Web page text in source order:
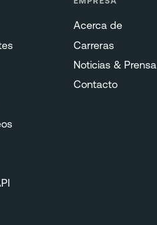
Acerca de
Carreras
Noticias & Prensa
Contacto